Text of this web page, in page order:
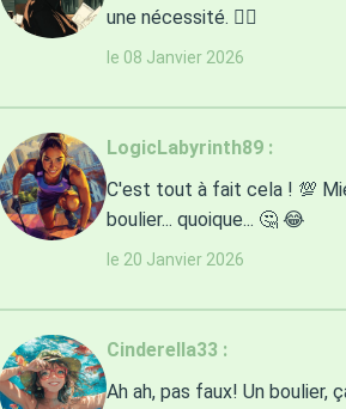
une nécessité. 👨‍✈️
le 08 Janvier 2026
LogicLabyrinth89 :
C'est tout à fait cela ! 💯
boulier... quoique... 🤔 😂
le 20 Janvier 2026
Cinderella33 :
Ah ah, pas faux! Un boulier,